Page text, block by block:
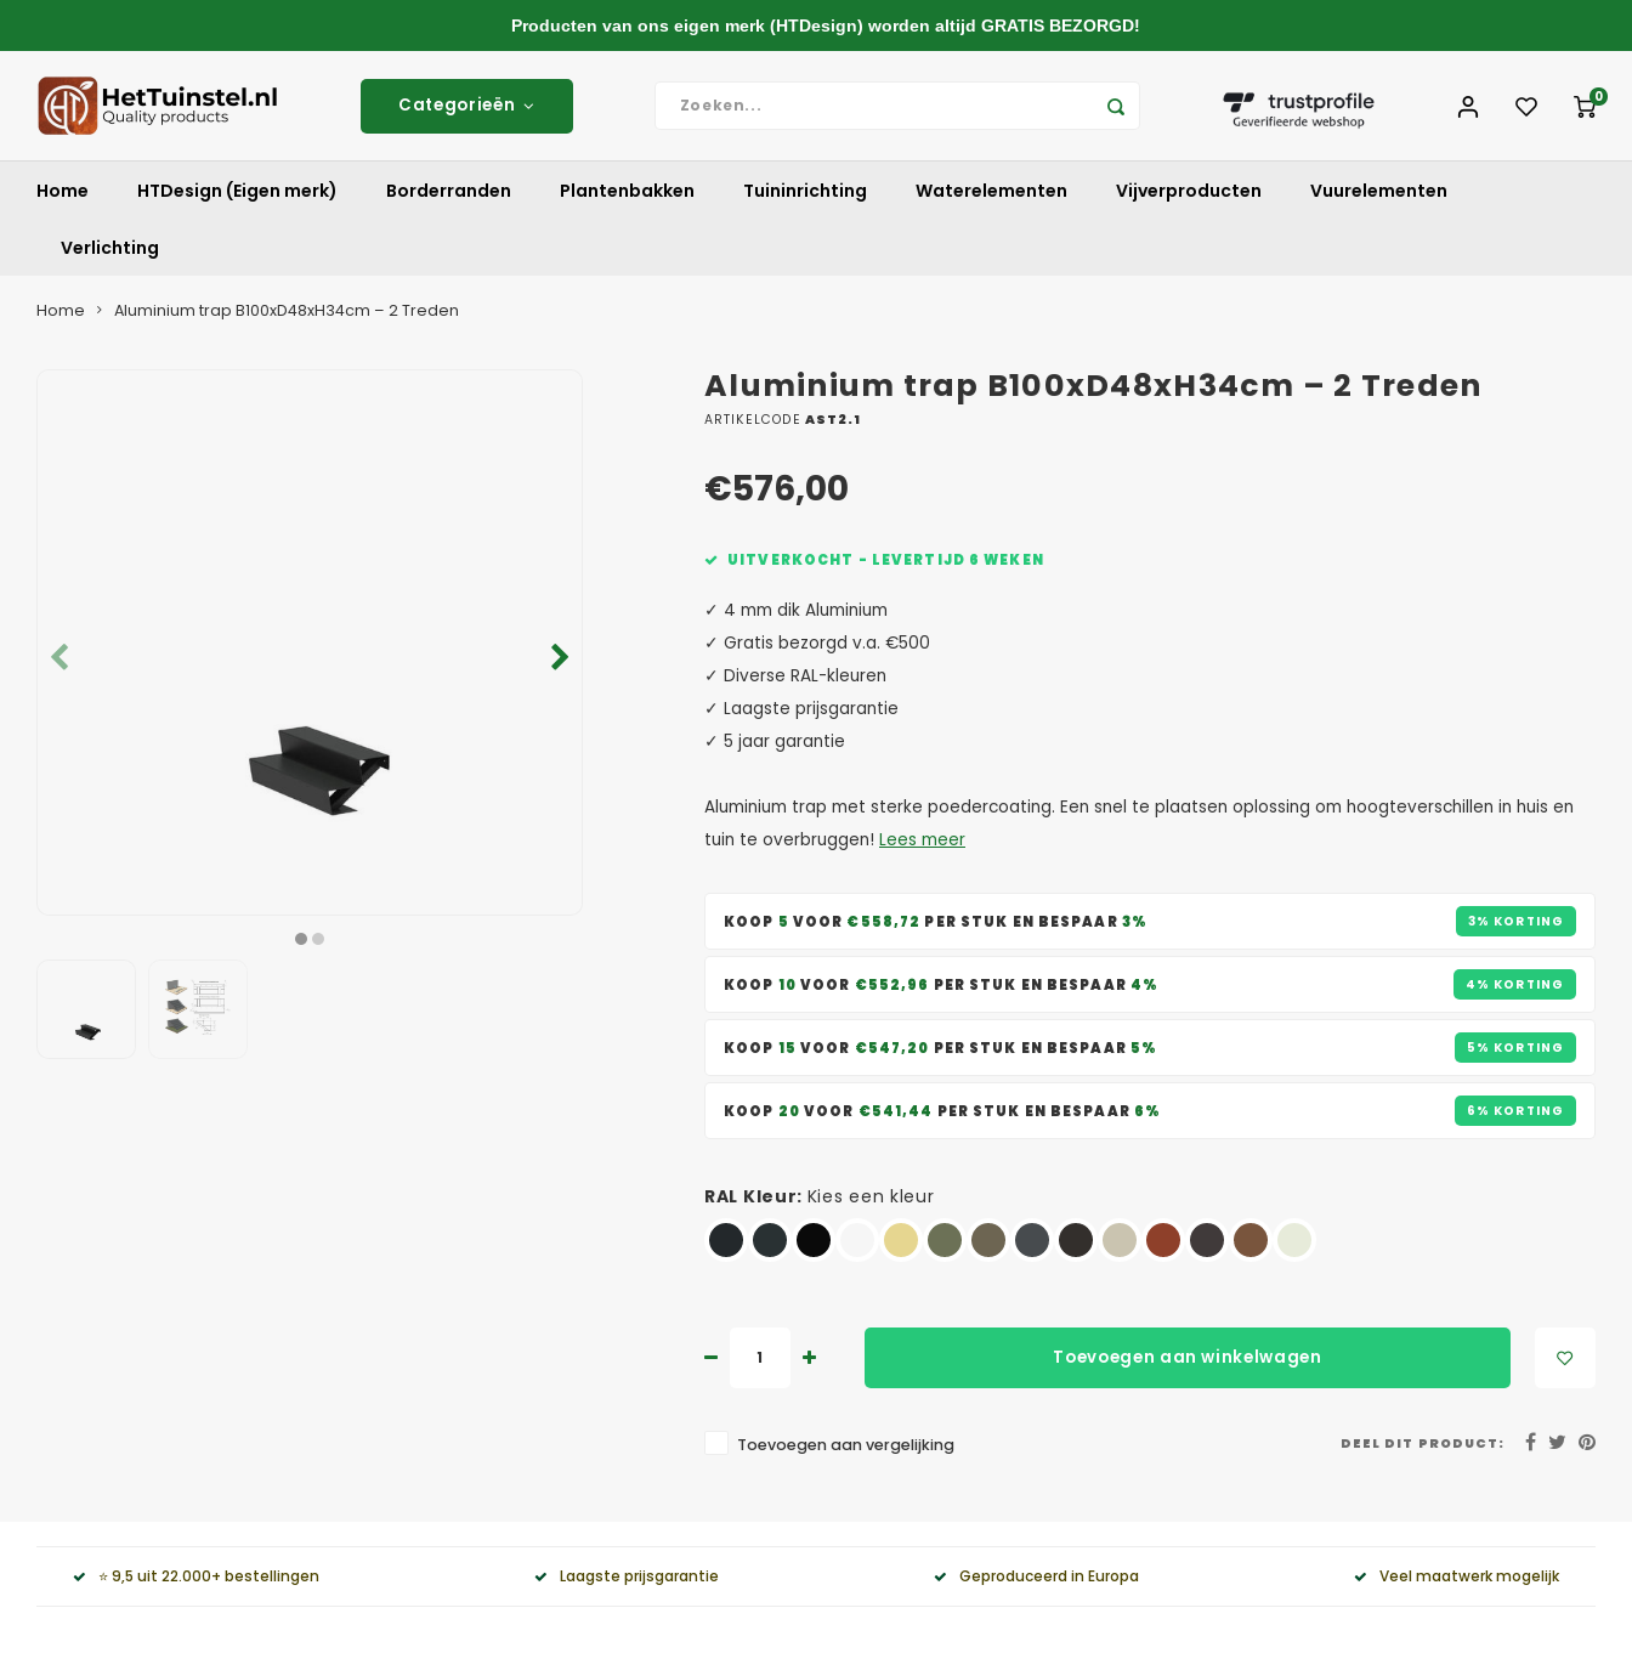
Categorieën 0
Home HTDesign (Eigen merk) Borderranden Plantenbakken Tuininrichting Waterelementen Vijverproducten Vuurelementen
Verlichting
Home Aluminium trap B100xD48xH34cm – 2 Treden
Aluminium trap B100xD48xH34cm – 2 Treden
ARTIKELCODE AST2.1
€576,00
UITVERKOCHT - LEVERTIJD 6 WEKEN
✓ 4 mm dik Aluminium
✓ Gratis bezorgd v.a. €500
✓ Diverse RAL-kleuren
✓ Laagste prijsgarantie
✓ 5 jaar garantie
Aluminium trap met sterke poedercoating. Een snel te plaatsen oplossing om hoogteverschillen in huis en
tuin te overbruggen! Lees meer
KOOP 5 VOOR €558,72 PER STUK EN BESPAAR 3% 3% KORTING
KOOP 10 VOOR €552,96 PER STUK EN BESPAAR 4% 4% KORTING
KOOP 15 VOOR €547,20 PER STUK EN BESPAAR 5% 5% KORTING
KOOP 20 VOOR €541,44 PER STUK EN BESPAAR 6% 6% KORTING
RAL Kleur: Kies een kleur
Toevoegen aan winkelwagen
Toevoegen aan vergelijking DEEL DIT PRODUCT:
⭐ 9,5 uit 22.000+ bestellingen Laagste prijsgarantie Geproduceerd in Europa Veel maatwerk mogelijk
Producten van ons eigen merk (HTDesign) worden altijd GRATIS BEZORGD!